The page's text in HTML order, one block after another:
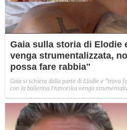
Gaia sulla storia di Elodie
venga strumentalizzata,
possa fare rabbia"
Gaia si schiera dalla parte di Elodie e "trova
con la ballerina Franceska venga